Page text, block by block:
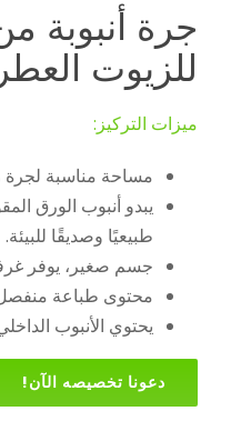
جرة أنبوبة
للزيوت
ميزات التركيز:
مساحة مناسبة
يبدو أنبوب الورق
طبيعيًا وصديقًا للبيئة.
جسم صغير، يوفر
محتوى طباعة
يحتوي الأنبوب
دعونا تخصيصه الآن!